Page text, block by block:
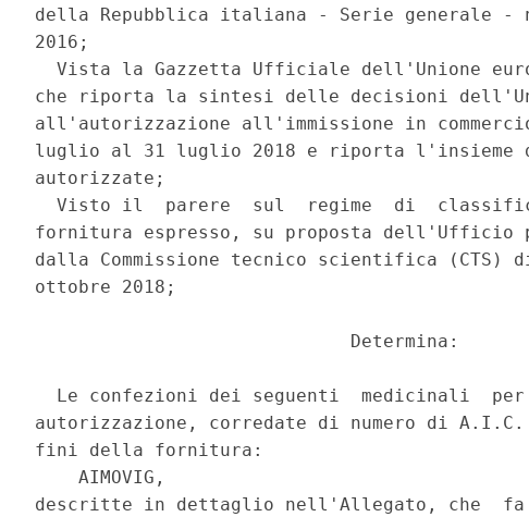
della Repubblica italiana - Serie generale -
2016;
Vista la Gazzetta Ufficiale dell'Unione
che riporta la sintesi delle decisioni
all'autorizzazione all'immissione in
luglio al 31 luglio 2018 e riporta l'insieme
autorizzate;
Visto il  parere  sul  regime  di
fornitura espresso, su proposta dell'Ufficio
dalla Commissione tecnico scientifica (CTS)
ottobre 2018;
                             Determina:
Le confezioni dei seguenti  medicinali
autorizzazione, corredate di numero di
fini della fornitura:
    AIMOVIG,
descritte in dettaglio nell'Allegato, che